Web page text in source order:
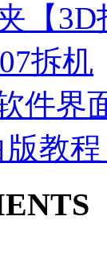
【3D
拆机
件界
版教